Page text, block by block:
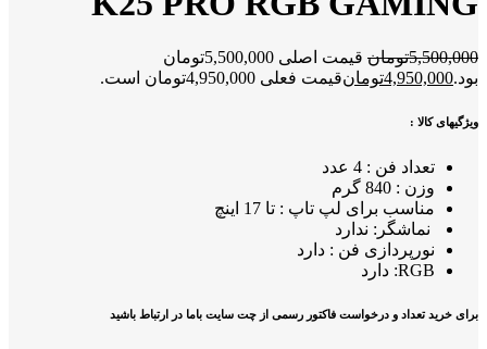
5,500,000تومان
قیمت اصلی 5,500,000تومان
بود.4,950,000تومانقیمت فعلی 4,950,000تومان است.
ویژگیهای کالا :
تعداد فن : 4 عدد
وزن : 840 گرم
مناسب برای لپ تاپ : تا 17 اینچ
نماشگر: ندارد
نورپردازی فن : دارد
RGB: دارد
برای خرید تعداد و درخواست فاکتور رسمی از چت سایت باما در ارتباط باشید